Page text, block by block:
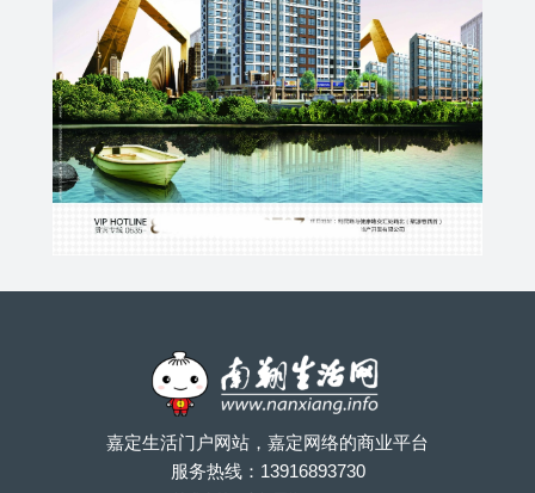
嘉定生活门户网站，嘉定网络的商业平台
服务热线： 13916893730